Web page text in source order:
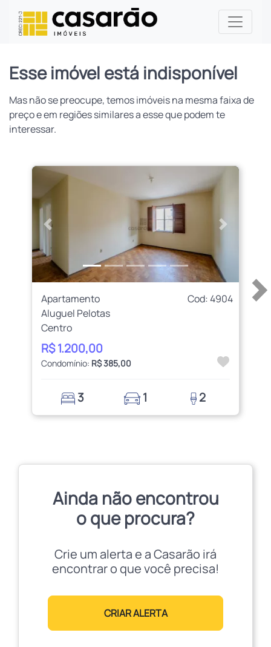
Esse imóvel está indisponível
Mas não se preocupe, temos imóveis na mesma faixa de
preço e em regiões similares a esse que podem te
interessar.
Anterior Próximo
Apartamento
Cod: 4904
Aluguel Pelotas
Centro
R$ 1.200,00
Condomínio: R$ 385,00
3 1 2
Ainda não encontrou
o que procura?
Crie um alerta e a Casarão irá
encontrar o que você precisa!
CRIAR ALERTA